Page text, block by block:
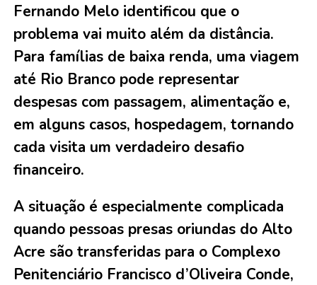
Fernando Melo identificou que o
problema vai muito além da distância.
Para famílias de baixa renda, uma viagem
até Rio Branco pode representar
despesas com passagem, alimentação e,
em alguns casos, hospedagem, tornando
cada visita um verdadeiro desafio
financeiro.
A situação é especialmente complicada
quando pessoas presas oriundas do Alto
Acre são transferidas para o Complexo
Penitenciário Francisco d’Oliveira Conde,